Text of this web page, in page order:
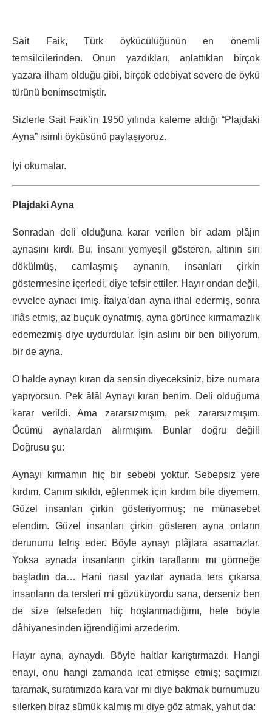
Sait Faik, Türk öykücülüğünün en önemli
temsilcilerinden. Onun yazdıkları, anlattıkları birçok
yazara ilham olduğu gibi, birçok edebiyat severe de öykü
türünü benimsetmiştir.
Sizlerle Sait Faik’in 1950 yılında kaleme aldığı “Plajdaki
Ayna” isimli öyküsünü paylaşıyoruz.
İyi okumalar.
Plajdaki Ayna
Sonradan deli olduğuna karar verilen bir adam plâjın
aynasını kırdı. Bu, insanı yemyeşil gösteren, altının sırı
dökülmüş, camlaşmış aynanın, insanları çirkin
göstermesine içerledi, diye tefsir ettiler. Hayır ondan değil,
evvelce aynacı imiş. İtalya’dan ayna ithal edermiş, sonra
iflâs etmiş, az buçuk oynatmış, ayna görünce kırmamazlık
edemezmiş diye uydurdular. İşin aslını bir ben biliyorum,
bir de ayna.
O halde aynayı kıran da sensin diyeceksiniz, bize numara
yapıyorsun. Pek âlâ! Aynayı kıran benim. Deli olduğuma
karar verildi. Ama zararsızmışım, pek zararsızmışım.
Öcümü aynalardan alırmışım. Bunlar doğru değil!
Doğrusu şu:
Aynayı kırmamın hiç bir sebebi yoktur. Sebepsiz yere
kırdım. Canım sıkıldı, eğlenmek için kırdım bile diyemem.
Güzel insanları çirkin gösteriyormuş; ne münasebet
efendim. Güzel insanları çirkin gösteren ayna onların
derununu tefriş eder. Böyle aynayı plâjlara asamazlar.
Yoksa aynada insanların çirkin taraflarını mı görmeğe
başladın da… Hani nasıl yazılar aynada ters çıkarsa
insanların da tersleri mi gözüküyordu sana, derseniz ben
de size felsefeden hiç hoşlanmadığımı, hele böyle
dâhiyanesinden iğrendiğimi arzederim.
Hayır ayna, aynaydı. Böyle haltlar karıştırmazdı. Hangi
enayi, onu hangi zamanda icat etmişse etmiş; saçımızı
taramak, suratımızda kara var mı diye bakmak burnumuzu
silerken biraz sümük kalmış mı diye göz atmak, yahut da: